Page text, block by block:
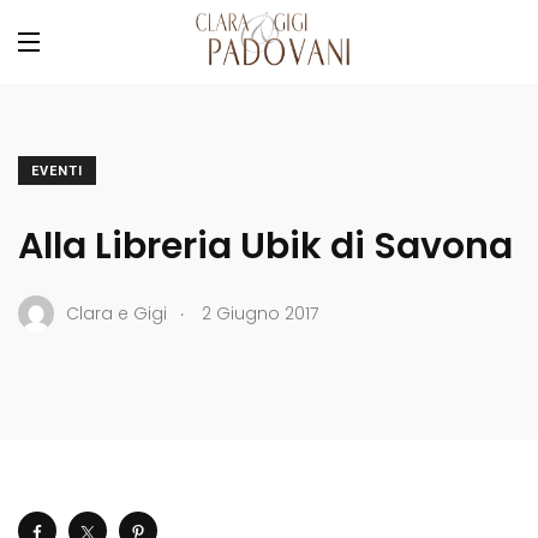
EVENTI
Alla Libreria Ubik di Savona
Clara e Gigi . 2 Giugno 2017